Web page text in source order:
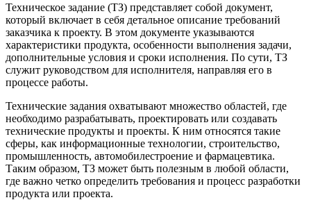
Техническое задание (ТЗ) представляет собой документ,
который включает в себя детальное описание требований
заказчика к проекту. В этом документе указываются
характеристики продукта, особенности выполнения задачи,
дополнительные условия и сроки исполнения. По сути, ТЗ
служит руководством для исполнителя, направляя его в
процессе работы.
Технические задания охватывают множество областей, где
необходимо разрабатывать, проектировать или создавать
технические продукты и проекты. К ним относятся такие
сферы, как информационные технологии, строительство,
промышленность, автомобилестроение и фармацевтика.
Таким образом, ТЗ может быть полезным в любой области,
где важно четко определить требования и процесс разработки
продукта или проекта.